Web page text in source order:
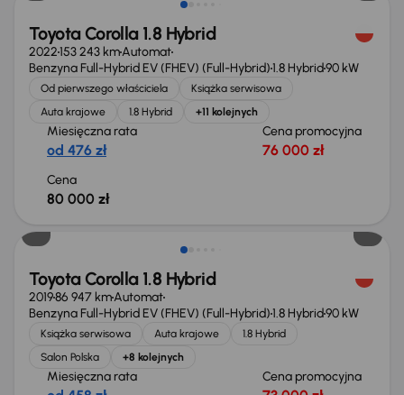
Toyota Corolla 1.8 Hybrid
2022153 243 kmAutomat
Benzyna Full-Hybrid EV (FHEV) (Full-Hybrid)1.8 Hybrid90 kW
Od pierwszego właściciela
Książka serwisowa
Auta krajowe
1.8 Hybrid +11 kolejnych
Miesięczna rata
od 476 zł
Cena promocyjna
76 000 zł
Cena
80 000 zł
Taniej o 1 000 zł
Toyota Corolla 1.8 Hybrid
201986 947 kmAutomat
Benzyna Full-Hybrid EV (FHEV) (Full-Hybrid)1.8 Hybrid90 kW
Książka serwisowa Auta krajowe
1.8 Hybrid
Salon Polska
+8 kolejnych
Miesięczna rata Cena promocyjna